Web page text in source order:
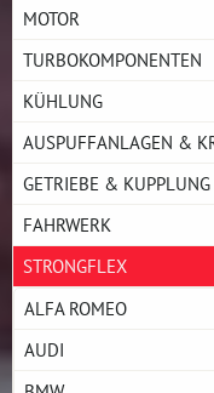
MOTOR
TURBOKOMPONENTEN
KÜHLUNG
AUSPUFFANLAGEN &
GETRIEBE & KUPPLUNG
FAHRWERK
STRONGFLEX
ALFA ROMEO
AUDI